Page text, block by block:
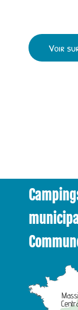
Voir